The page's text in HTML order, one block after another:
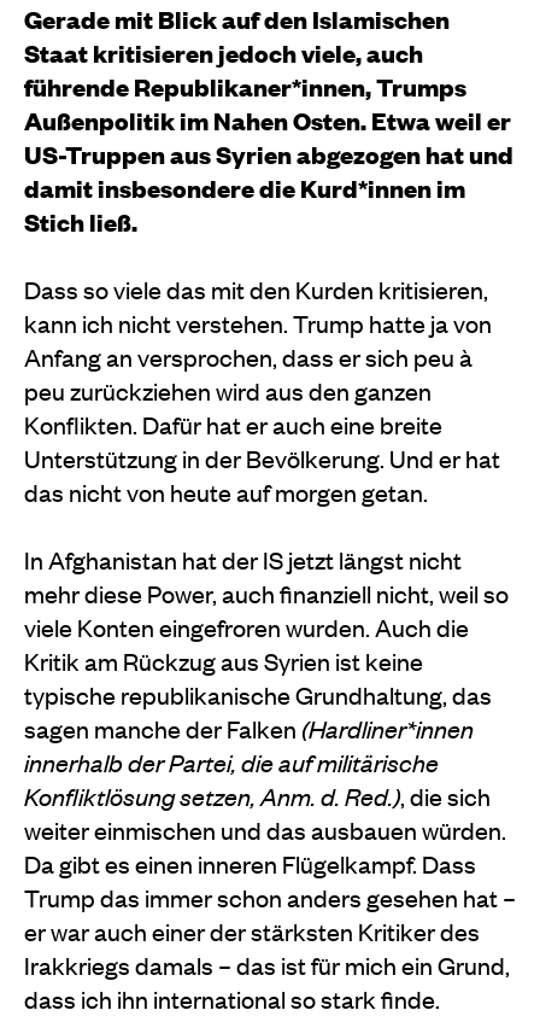
Gerade mit Blick auf den Islamischen
Staat kritisieren jedoch viele, auch
führende Republikaner*innen, Trumps
Außenpolitik im Nahen Osten. Etwa weil er
US-Truppen aus Syrien abgezogen hat und
damit insbesondere die Kurd*innen im
Stich ließ.
Dass so viele das mit den Kurden kritisieren,
kann ich nicht verstehen. Trump hatte ja von
Anfang an versprochen, dass er sich peu à
peu zurückziehen wird aus den ganzen
Konflikten. Dafür hat er auch eine breite
Unterstützung in der Bevölkerung. Und er hat
das nicht von heute auf morgen getan.
In Afghanistan hat der IS jetzt längst nicht
mehr diese Power, auch finanziell nicht, weil so
viele Konten eingefroren wurden. Auch die
Kritik am Rückzug aus Syrien ist keine
typische republikanische Grundhaltung, das
sagen manche der Falken (Hardliner*innen
innerhalb der Partei, die auf militärische
Konfliktlösung setzen, Anm. d. Red.), die sich
weiter einmischen und das ausbauen würden.
Da gibt es einen inneren Flügelkampf. Dass
Trump das immer schon anders gesehen hat –
er war auch einer der stärksten Kritiker des
Irakkriegs damals – das ist für mich ein Grund,
dass ich ihn international so stark finde.